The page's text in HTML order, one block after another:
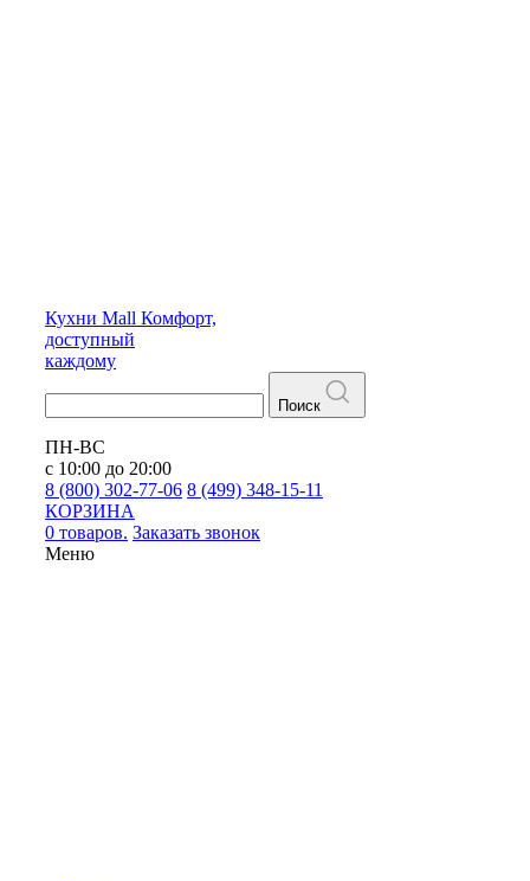
Кухни Mall Комфорт,
доступный
каждому
Поиск
ПН-ВС
с 10:00 до 20:00
8 (800) 302-77-06 8 (499) 348-15-11
КОРЗИНА
0 товаров. Заказать звонок
Меню